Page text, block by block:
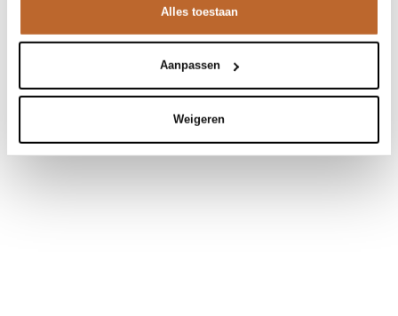
Alles toestaan
Aanpassen
Weigeren